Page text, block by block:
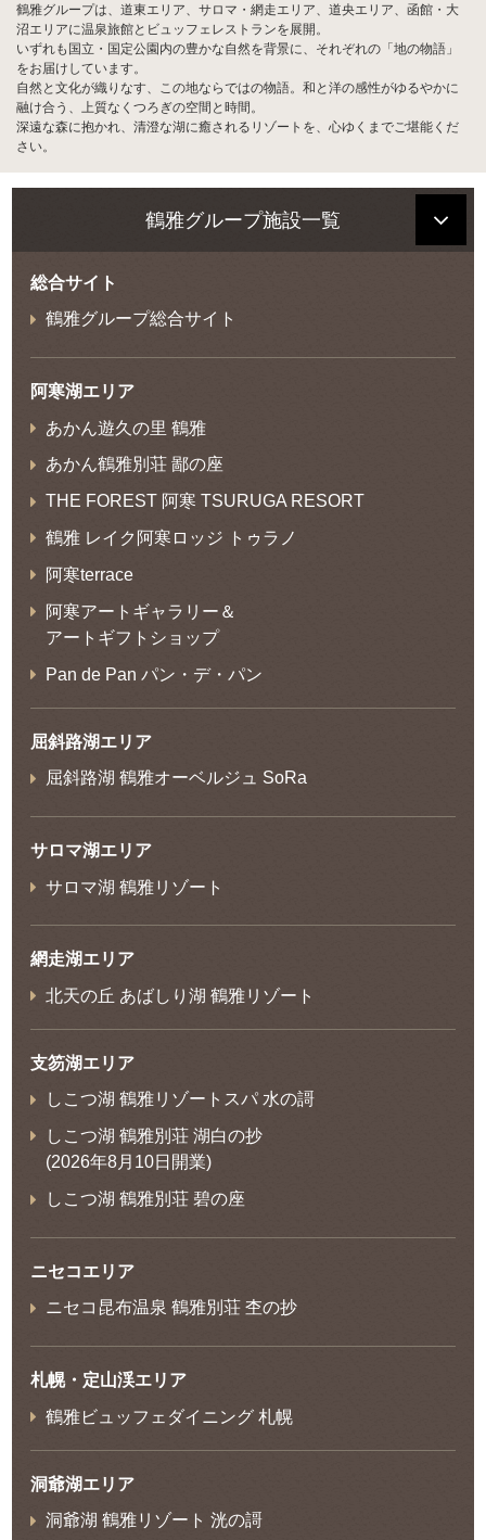
鶴雅グループは、道東エリア、サロマ・網走エリア、道央エリア、函館・大
沼エリアに温泉旅館とビュッフェレストランを展開。
いずれも国立・国定公園内の豊かな自然を背景に、それぞれの「地の物語」
をお届けしています。
自然と文化が織りなす、この地ならではの物語。和と洋の感性がゆるやかに
融け合う、上質なくつろぎの空間と時間。
深遠な森に抱かれ、清澄な湖に癒されるリゾートを、心ゆくまでご堪能くだ
さい。
鶴雅グループ施設一覧
総合サイト
鶴雅グループ総合サイト
阿寒湖エリア
あかん遊久の里 鶴雅
あかん鶴雅別荘 鄙の座
THE FOREST 阿寒 TSURUGA RESORT
鶴雅 レイク阿寒ロッジ トゥラノ
阿寒terrace
阿寒アートギャラリー＆
アートギフトショップ
Pan de Pan パン・デ・パン
屈斜路湖エリア
屈斜路湖 鶴雅オーベルジュ SoRa
サロマ湖エリア
サロマ湖 鶴雅リゾート
網走湖エリア
北天の丘 あばしり湖 鶴雅リゾート
支笏湖エリア
しこつ湖 鶴雅リゾートスパ 水の謌
しこつ湖 鶴雅別荘 湖白の抄
(2026年8月10日開業)
しこつ湖 鶴雅別荘 碧の座
ニセコエリア
ニセコ昆布温泉 鶴雅別荘 杢の抄
札幌・定山渓エリア
鶴雅ビュッフェダイニング 札幌
洞爺湖エリア
洞爺湖 鶴雅リゾート 洸の謌